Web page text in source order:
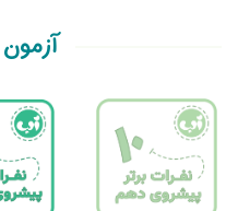
آزمون 28 آبان